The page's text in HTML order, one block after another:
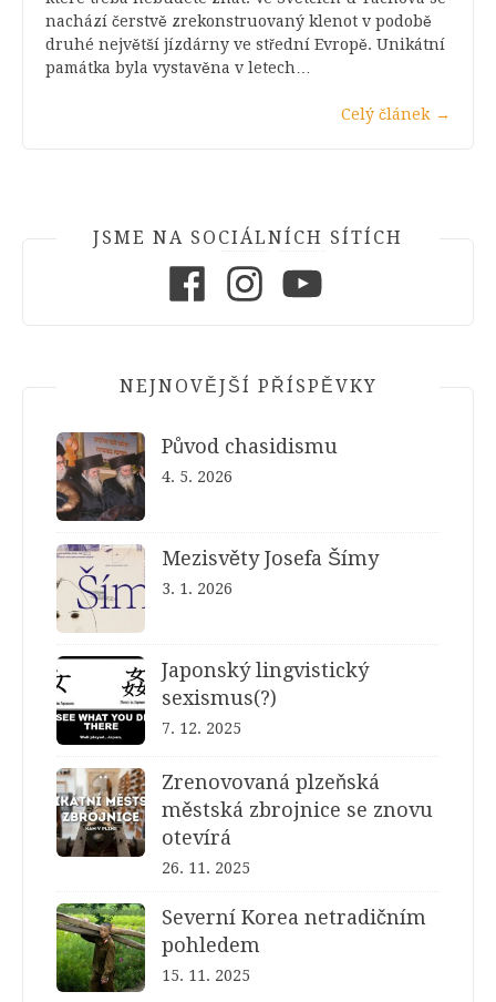
nachází čerstvě zrekonstruovaný klenot v podobě
druhé největší jízdárny ve střední Evropě. Unikátní
památka byla vystavěna v letech…
Celý článek →
JSME NA SOCIÁLNÍCH SÍTÍCH
NEJNOVĚJŠÍ PŘÍSPĚVKY
Původ chasidismu
4. 5. 2026
Mezisvěty Josefa Šímy
3. 1. 2026
Japonský lingvistický
sexismus(?)
7. 12. 2025
Zrenovovaná plzeňská
městská zbrojnice se znovu
otevírá
26. 11. 2025
Severní Korea netradičním
pohledem
15. 11. 2025